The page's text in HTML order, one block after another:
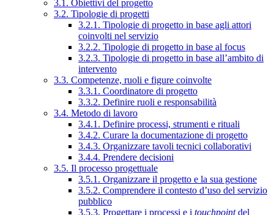
3.1. Obiettivi del progetto
3.2. Tipologie di progetti
3.2.1. Tipologie di progetto in base agli attori
coinvolti nel servizio
3.2.2. Tipologie di progetto in base al focus
3.2.3. Tipologie di progetto in base all’ambito di
intervento
3.3. Competenze, ruoli e figure coinvolte
3.3.1. Coordinatore di progetto
3.3.2. Definire ruoli e responsabilità
3.4. Metodo di lavoro
3.4.1. Definire processi, strumenti e rituali
3.4.2. Curare la documentazione di progetto
3.4.3. Organizzare tavoli tecnici collaborativi
3.4.4. Prendere decisioni
3.5. Il processo progettuale
3.5.1. Organizzare il progetto e la sua gestione
3.5.2. Comprendere il contesto d’uso del servizio
pubblico
3.5.3. Progettare i processi e i touchpointdel